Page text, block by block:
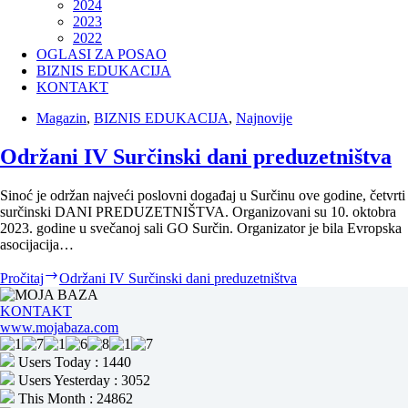
2024
2023
2022
OGLASI ZA POSAO
BIZNIS EDUKACIJA
KONTAKT
Magazin, BIZNIS EDUKACIJA, Najnovije
Održani IV Surčinski dani preduzetništva
Sinoć je održan najveći poslovni događaj u Surčinu ove godine, četvrti
surčinski DANI PREDUZETNIŠTVA. Organizovani su 10. oktobra
2023. godine u svečanoj sali GO Surčin. Organizator je bila Evropska
asocijacija…
Pročitaj Održani IV Surčinski dani preduzetništva
KONTAKT
www.mojabaza.com
Users Today : 1440
Users Yesterday : 3052
This Month : 24862